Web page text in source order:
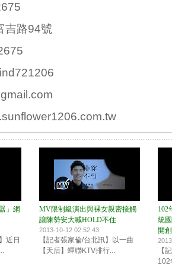
吉路94號
」網
近日
MV限制級演出與裸女親密接觸
讓陳勢安大喊HOLD不住
2013-10-12 02:52:43
【記者張家倫/台北訊】以一曲
【天后】蟬聯KTV排行...
102
統
開
【
102